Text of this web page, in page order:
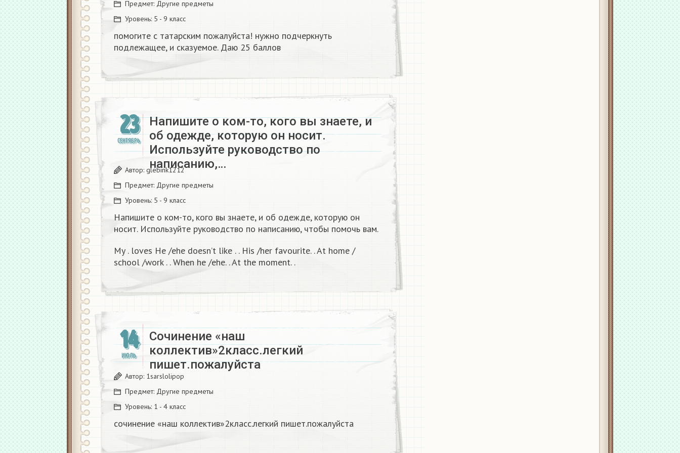
Предмет: Другие предметы
Уровень: 5 - 9 класс
помогите с татарским пожалуйста! нужно подчеркнуть
подлежащее, и сказуемое. Даю 25 баллов
23
СЕНТЯБРЬ
Напишите о ком-то, кого вы знаете, и
об одежде, которую он носит.
Используйте руководство по
написанию,…
Автор: glebink1212
Предмет: Другие предметы
Уровень: 5 - 9 класс
Напишите о ком-то, кого вы знаете, и об одежде, которую он
носит. Используйте руководство по написанию, чтобы помочь вам.
My . loves He /ehe doesn’t like . . His /her favourite. . At home /
school /work . . When he /ehe. . At the moment. .
14
ИЮЛЬ
Сочинение «наш
коллектив»2класс.легкий
пишет.пожалуйста
Автор: 1sarslolipop
Предмет: Другие предметы
Уровень: 1 - 4 класс
сочинение «наш коллектив»2класс.легкий пишет.пожалуйста